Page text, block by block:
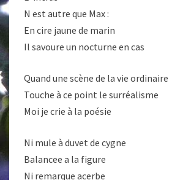
N est autre que Max :
En cire jaune de marin
Il savoure un nocturne en cas
Quand une scène de la vie ordinaire
Touche à ce point le surréalisme
Moi je crie à la poésie
Ni mule à duvet de cygne
Balancee a la figure
Ni remarque acerbe